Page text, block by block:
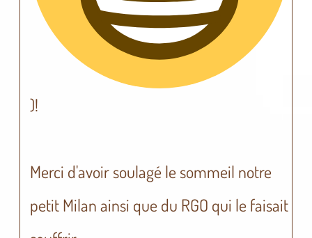
)!
Merci d'avoir soulagé le sommeil notre
petit Milan ainsi que du RGO qui le faisait